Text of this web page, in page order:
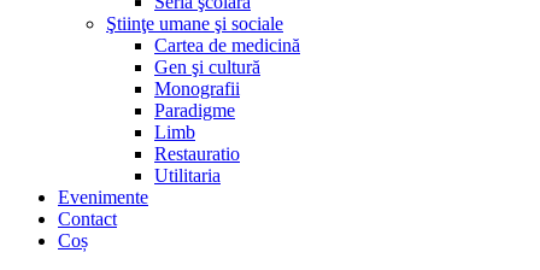
Ştiinţe umane şi sociale
Cartea de medicină
Gen şi cultură
Monografii
Paradigme
Limb
Restauratio
Utilitaria
Evenimente
Contact
Coș